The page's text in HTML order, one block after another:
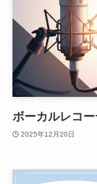
ボーカルレコ
2025年12月20日